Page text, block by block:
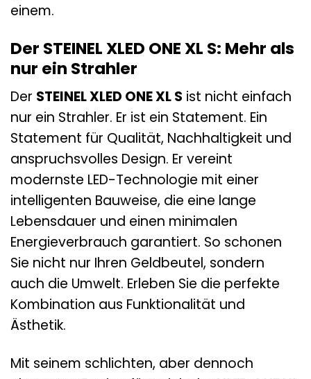
einem.
Der STEINEL XLED ONE XL S: Mehr als
nur ein Strahler
Der STEINEL XLED ONE XL S ist nicht einfach
nur ein Strahler. Er ist ein Statement. Ein
Statement für Qualität, Nachhaltigkeit und
anspruchsvolles Design. Er vereint
modernste LED-Technologie mit einer
intelligenten Bauweise, die eine lange
Lebensdauer und einen minimalen
Energieverbrauch garantiert. So schonen
Sie nicht nur Ihren Geldbeutel, sondern
auch die Umwelt. Erleben Sie die perfekte
Kombination aus Funktionalität und
Ästhetik.
Mit seinem schlichten, aber dennoch